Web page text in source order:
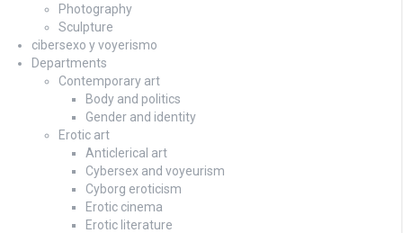
Photography
Sculpture
cibersexo y voyerismo
Departments
Contemporary art
Body and politics
Gender and identity
Erotic art
Anticlerical art
Cybersex and voyeurism
Cyborg eroticism
Erotic cinema
Erotic literature